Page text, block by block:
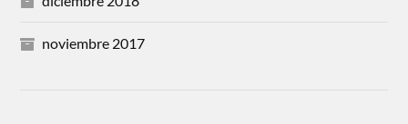
noviembre 2017